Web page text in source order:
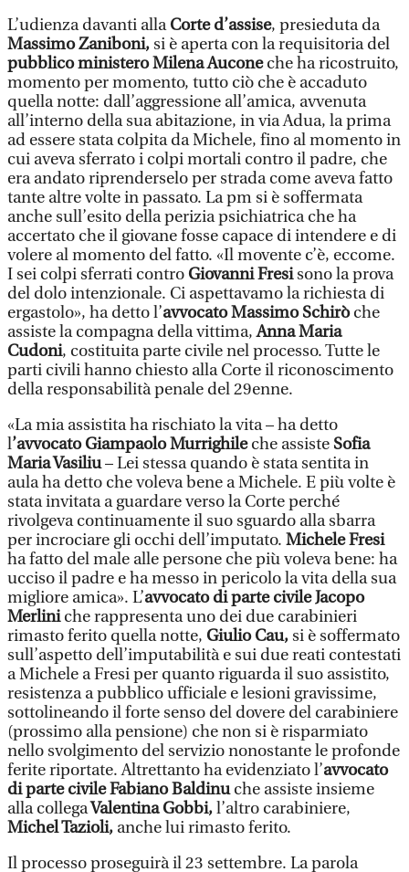
L’udienza davanti allaCorte d’assise, presieduta da
Massimo Zaniboni,si è aperta con la requisitoria del
pubblico ministero Milena Auconeche ha ricostruito,
momento per momento, tutto ciò che è accaduto
quella notte: dall’aggressione all’amica, avvenuta
all’interno della sua abitazione, in via Adua, la prima
ad essere stata colpita da Michele, fino al momento in
cui aveva sferrato i colpi mortali contro il padre, che
era andato riprenderselo per strada come aveva fatto
tante altre volte in passato. La pm si è soffermata
anche sull’esito della perizia psichiatrica che ha
accertato che il giovane fosse capace di intendere e di
volere al momento del fatto. «Il movente c’è, eccome.
I sei colpi sferrati controGiovanni Fresisono la prova
del dolo intenzionale. Ci aspettavamo la richiesta di
ergastolo», ha detto l’avvocato Massimo Schiròche
assiste la compagna della vittima,Anna Maria
Cudoni, costituita parte civile nel processo. Tutte le
parti civili hanno chiesto alla Corte il riconoscimento
della responsabilità penale del 29enne.
«La mia assistita ha rischiato la vita – ha detto
l’avvocato Giampaolo Murrighileche assiste Sofia
Maria Vasiliu– Lei stessa quando è stata sentita in
aula ha detto che voleva bene a Michele. E più volte è
stata invitata a guardare verso la Corte perché
rivolgeva continuamente il suo sguardo alla sbarra
per incrociare gli occhi dell’imputato. Michele Fresi
ha fatto del male alle persone che più voleva bene: ha
ucciso il padre e ha messo in pericolo la vita della sua
migliore amica». L’avvocato di parte civile Jacopo
Merliniche rappresenta uno dei due carabinieri
rimasto ferito quella notte, Giulio Cau,si è soffermato
sull’aspetto dell’imputabilità e sui due reati contestati
a Michele a Fresi per quanto riguarda il suo assistito,
resistenza a pubblico ufficiale e lesioni gravissime,
sottolineando il forte senso del dovere del carabiniere
(prossimo alla pensione) che non si è risparmiato
nello svolgimento del servizio nonostante le profonde
ferite riportate. Altrettanto ha evidenziato l’avvocato
di parte civile Fabiano Baldinuche assiste insieme
alla collegaValentina Gobbi,l’altro carabiniere,
Michel Tazioli, anche lui rimasto ferito.
Il processo proseguirà il 23 settembre. La parola